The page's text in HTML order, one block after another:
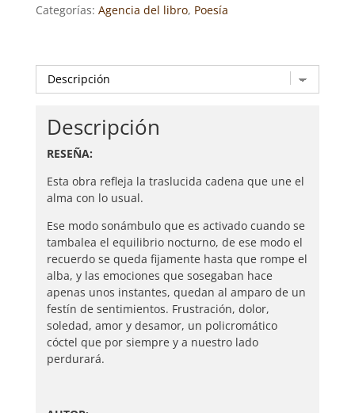
SÁNCHEZ
Categorías: Agencia del libro, Poesía
Descripción
RESEÑA:
Esta obra refleja la traslucida cadena que une el
alma con lo usual.
Ese modo sonámbulo que es activado cuando se
tambalea el equilibrio nocturno, de ese modo el
recuerdo se queda fijamente hasta que rompe el
alba, y las emociones que sosegaban hace
apenas unos instantes, quedan al amparo de un
festín de sentimientos. Frustración, dolor,
soledad, amor y desamor, un policromático
cóctel que por siempre y a nuestro lado
perdurará.